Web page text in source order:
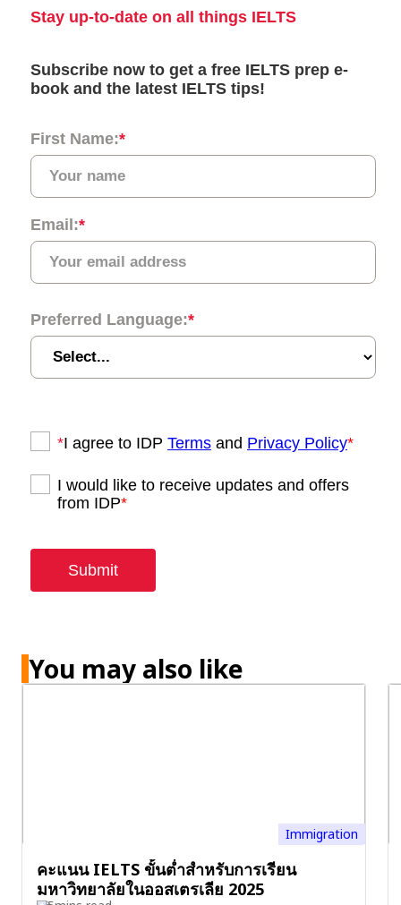
You may also like
Immigration
คะแนน IELTS ขั้นต่ำสำหรับการเรียน
มหาวิทยาลัยในออสเตรเลีย 2025